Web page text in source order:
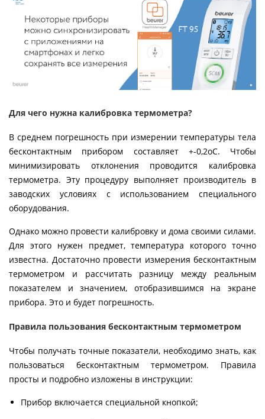
Для чего нужна калибровка термометра?
В среднем погрешность при измерении температуры тела
бесконтактным прибором составляет +-0,2оС. Чтобы
минимизировать отклонения проводится калибровка
термометра. Эту процедуру выполняет производитель в
заводских условиях с использованием специального
оборудования.
Однако можно провести калибровку и дома своими силами.
Для этого нужен предмет, температура которого точно
известна. Достаточно провести измерения бесконтактным
термометром и рассчитать разницу между реальным
показателем и значением, отобразившимся на экране
прибора. Это и будет погрешность.
Правила пользования бесконтактным термометром
Чтобы получать точные показатели, необходимо знать, как
пользоваться бесконтактным термометром. Правила
просты и подробно изложены в инструкции:
Прибор включается специальной кнопкой;